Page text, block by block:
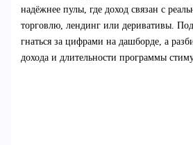
надёжнее пулы, где доход связан с
торговлю, лендинг или деривативы.
гнаться за цифрами на дашборде, а
дохода и длительности программы